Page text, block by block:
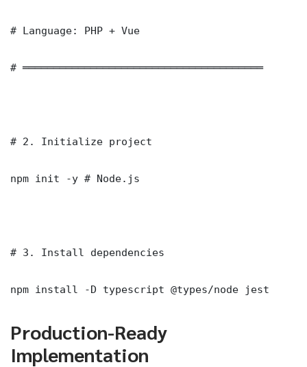
# Language: PHP + Vue
# ═══════════════════════════════════════
# 2. Initialize project
npm init -y # Node.js
# 3. Install dependencies
npm install -D typescript @types/node jest
Production-Ready
Implementation